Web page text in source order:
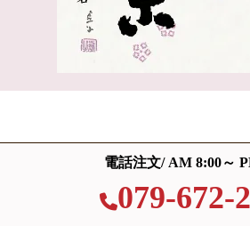
電話注文/ AM 8:00～
079-672-